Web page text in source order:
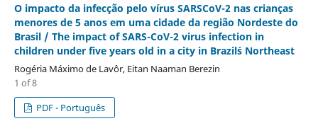
O impacto da infecção pelo vírus SARSCoV-2 nas crianças
menores de 5 anos em uma cidade da região Nordeste do
Brasil / The impact of SARS-CoV-2 virus infection in
children under five years old in a city in Brazil´s Northeast
Rogéria Máximo de Lavôr, Eitan Naaman Berezin
1 of 8
PDF - Português